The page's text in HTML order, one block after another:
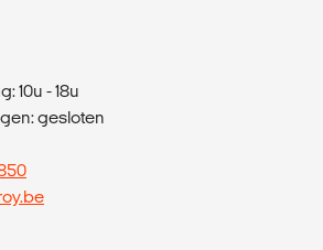
10u - 18u
gesloten